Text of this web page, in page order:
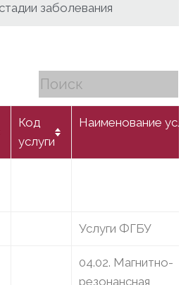
заболевания
Код
услуги
Наименование
Услуги ФГБУ
04.02. Магнитно-
резонансная